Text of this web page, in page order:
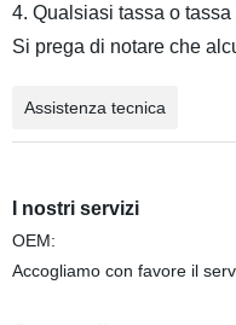
4. Qualsiasi tassa o
Si prega di notare che
Assistenza tecnica
I nostri servizi
OEM:
Accogliamo con favore il